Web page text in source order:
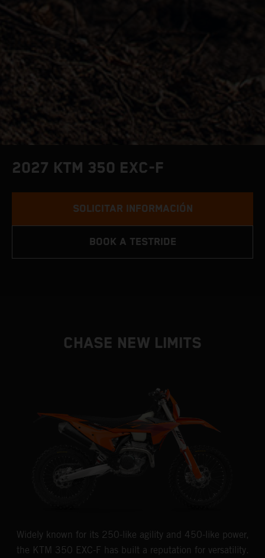
2027 KTM 350 EXC-F
SOLICITAR INFORMACIÓN
BOOK A TESTRIDE
CHASE NEW LIMITS
Widely known for its 250-like agility and 450-like power,
the KTM 350 EXC-F has built a reputation for versatility.